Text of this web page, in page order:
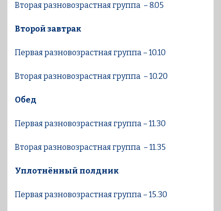
Вторая разновозрастная группа – 8.05
Второй завтрак
Первая разновозрастная группа – 10.10
Вторая разновозрастная группа – 10.20
Обед
Первая разновозрастная группа – 11.30
Вторая разновозрастная группа – 11.35
Уплотнённый полдник
Первая разновозрастная группа – 15.30